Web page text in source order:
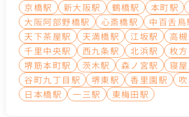
京橋駅
新大阪駅 鶴橋駅 本町駅
大阪阿部野橋駅
心斎橋駅
中百舌鳥
天下茶屋駅
天満橋駅 江坂駅
高
千里中央駅
西九条駅 北浜駅
枚
堺筋本町駅
茨木駅 森ノ宮駅
寝
谷町九丁目駅
堺東駅 香里園駅
日本橋駅
一三駅 東梅田駅